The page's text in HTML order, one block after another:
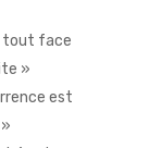
tout face
»
est